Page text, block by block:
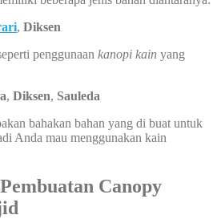
, Diksen
penggunaan kanopi kain yang
, Diksen, Sauleda
bahakan bahan yang di buat untuk
Anda mau menggunakan kain
Canopy